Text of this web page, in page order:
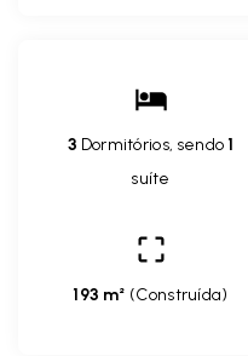
3 Dormitórios, sendo1
suíte
193 m² (Construída)